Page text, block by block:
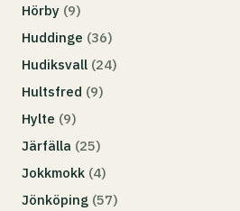
Hörby (9)
Huddinge (36)
Hudiksvall (24)
Hultsfred (9)
Hylte (9)
Järfälla (25)
Jokkmokk (4)
Jönköping (57)